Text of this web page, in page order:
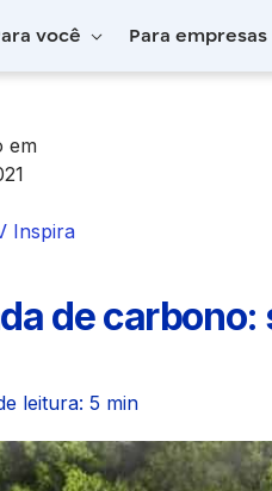
você Para empresas
em
Inspira
de
leitura: 5 min